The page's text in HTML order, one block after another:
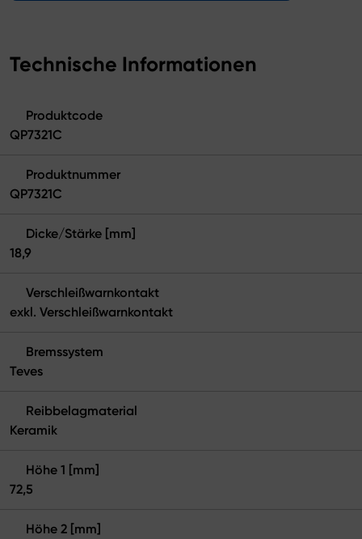
Technische Informationen
Produktcode
QP7321C
Produktnummer
QP7321C
Dicke/Stärke [mm]
18,9
Verschleißwarnkontakt
exkl. Verschleißwarnkontakt
Bremssystem
Teves
Reibbelagmaterial
Keramik
Höhe 1 [mm]
72,5
Höhe 2 [mm]